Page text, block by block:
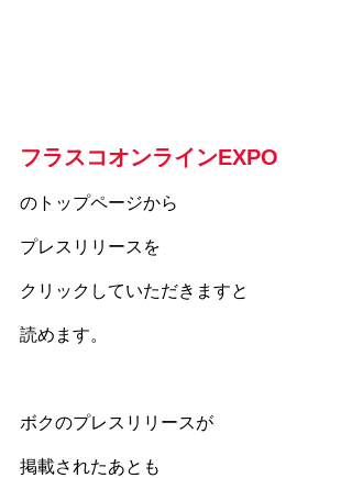
フラスコオンラインEXPO
のトップページから
プレスリリースを
クリックしていただきますと
読めます。
ボクのプレスリリースが
掲載されたあとも